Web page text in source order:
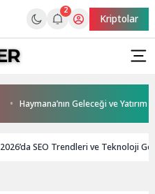
2
Kriptolar
Haymana’nın Geleceği ve Yatırım
2026’da SEO Trendleri ve Teknoloji